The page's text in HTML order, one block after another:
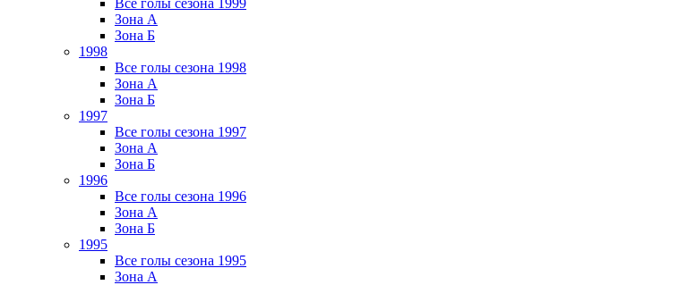
Все голы сезона 1999
Зона А
Зона Б
1998
Все голы сезона 1998
Зона А
Зона Б
1997
Все голы сезона 1997
Зона А
Зона Б
1996
Все голы сезона 1996
Зона А
Зона Б
1995
Все голы сезона 1995
Зона А